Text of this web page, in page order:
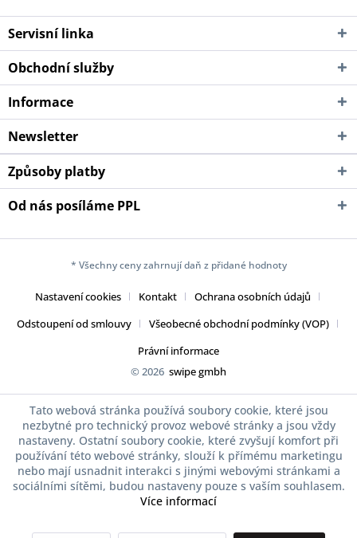
Servisní linka
Obchodní služby
Informace
Newsletter
Způsoby platby
Od nás posíláme PPL
* Všechny ceny zahrnují daň z přidané hodnoty
Nastavení cookies Kontakt
Ochrana osobních údajů
Odstoupení od smlouvy
Všeobecné obchodní podmínky (VOP)
Právní informace
© 2026 swipe gmbh
Tato webová stránka používá soubory cookie, které jsou
nezbytné pro technický provoz webové stránky a jsou vždy
nastaveny. Ostatní soubory cookie, které zvyšují komfort při
používání této webové stránky, slouží k přímému marketingu
nebo mají usnadnit interakci s jinými webovými stránkami a
sociálními sítěmi, budou nastaveny pouze s vaším souhlasem.
Více informací